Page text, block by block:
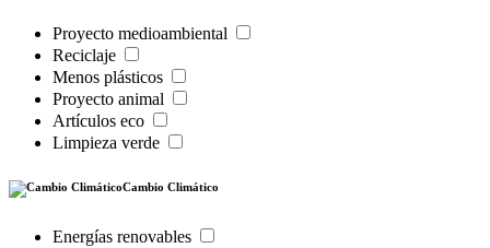
Proyecto medioambiental
Reciclaje
Menos plásticos
Proyecto animal
Artículos eco
Limpieza verde
Cambio Climático
Energías renovables